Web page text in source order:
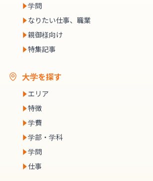
学問
なりたい仕事、職業
親御様向け
特集記事
大学を探す
エリア
特徴
学費
学部・学科
学問
仕事